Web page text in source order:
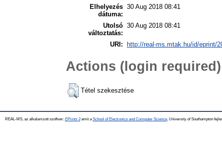
Elhelyezés
dátuma:
30 Aug 2018 08:41
Utolsó
változtatás:
30 Aug 2018 08:41
URI: http://real-ms.mtak.hu/id/eprint/
Actions (login required)
Tétel szekesztése
REAL-MS, az alkalamzott szoftver: EPrints 3amit a School of Electronics and Computer Science , University of Southampton